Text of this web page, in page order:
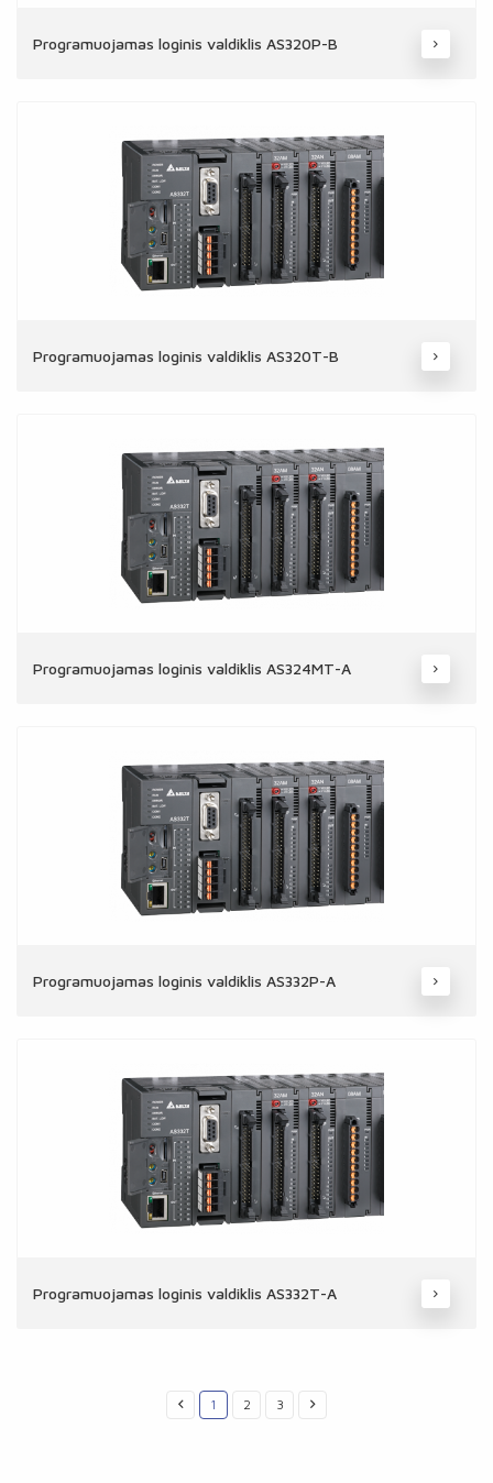
Programuojamas loginis valdiklis AS320P-B
Programuojamas loginis valdiklis AS320T-B
Programuojamas loginis valdiklis AS324MT-A
Programuojamas loginis valdiklis AS332P-A
Programuojamas loginis valdiklis AS332T-A
1 2 3